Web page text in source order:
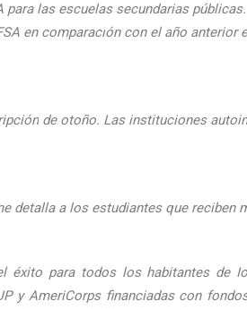
para las escuelas secundarias
en comparación con el año anterior
de otoño. Las instituciones
detalla a los estudiantes que reciben
para todos los habitantes de
y AmeriCorps financiadas con